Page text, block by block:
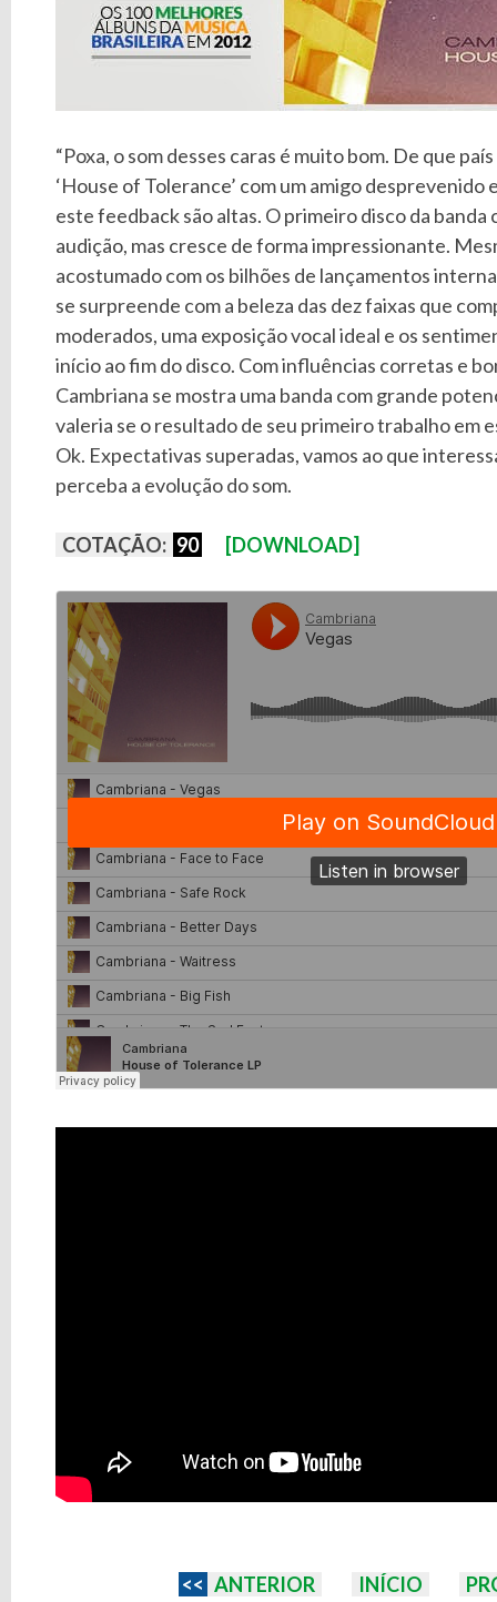
“Poxa, o som desses caras é muito bom. De que
‘House of Tolerance’ com um amigo desprevenido
este feedback são altas. O primeiro disco da
audição, mas cresce de forma impressionante.
acostumado com os bilhões de lançamentos
se surpreende com a beleza das dez faixas que
moderados, uma exposição vocal ideal e os
início ao fim do disco. Com influências corretas e
Cambriana se mostra uma banda com grande
valeria se o resultado de seu primeiro trabalho em
Ok. Expectativas superadas, vamos ao que
perceba a evolução do som.
COTAÇÃO: 90 [DOWNLOAD]
<< ANTERIOR INÍCIO